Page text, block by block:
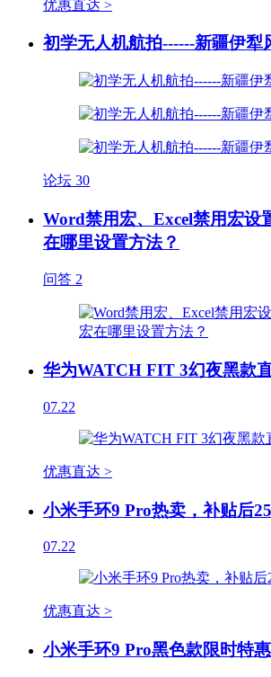
优惠直达 >
初学无人机航拍------新疆伊犁
论坛 30
Word禁用宏、Excel禁用宏设
在哪里设置方法？
问答 2
华为WATCH FIT 3幻夜黑款
07.22
优惠直达 >
小米手环9 Pro热卖，补贴后
07.22
优惠直达 >
小米手环9 Pro黑色款限时特惠